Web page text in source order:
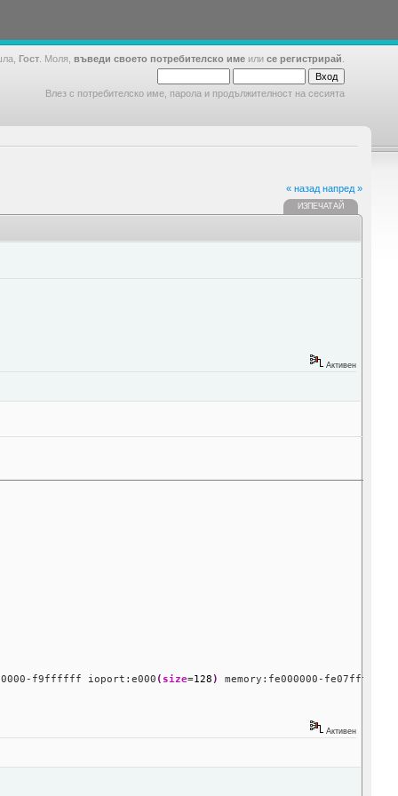
Гост . Моля, въведи своето потребителско име или се регистрирай
Влез с потребителско име, парола и продължителност на сесията
« назад напред »
ИЗПЕЧАТАЙ
Активен
f9ffffff ioport:e000 ( size=128) memory:fe000000-fe07ffff
Активен